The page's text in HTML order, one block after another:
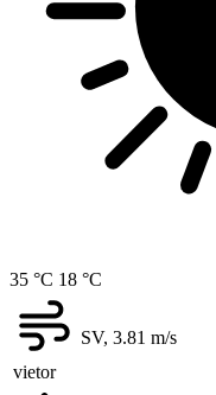
35 °C 18 °C
vietor
SV, 3.81 m/s